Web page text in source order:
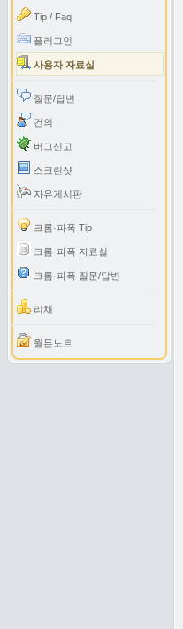
Tip / Faq
플러그인
사용자 자료실
질문/답변
건의
버그신고
스크린샷
자유게시판
크롬·파폭 Tip
크롬·파폭 자료실
크롬·파폭 질문/답변
리채
월든노트